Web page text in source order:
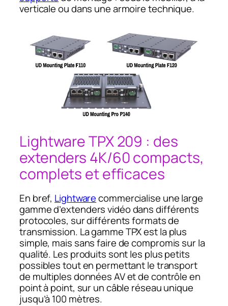
verticale ou dans une armoire technique.
Lightware TPX 209 : des
extenders 4K/60 compacts,
complets et efficaces
En bref, Lightwarecommercialise une large
gamme d’extenders vidéo dans différents
protocoles, sur différents formats de
transmission. La gamme TPX est la plus
simple, mais sans faire de compromis sur la
qualité. Les produits sont les plus petits
possibles tout en permettant le transport
de multiples données AV et de contrôle en
point à point, sur un câble réseau unique
jusqu’à 100 mètres.